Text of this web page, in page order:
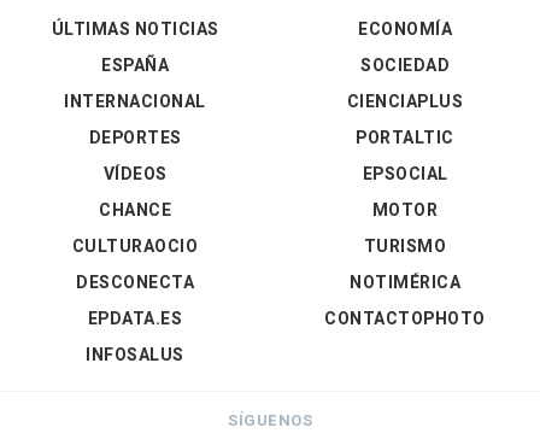
ÚLTIMAS NOTICIAS
ESPAÑA
INTERNACIONAL
DEPORTES
VÍDEOS
ECONOMÍA
SOCIEDAD
CIENCIAPLUS
PORTALTIC
EPSOCIAL
CHANCE
CULTURAOCIO
DESCONECTA
EPDATA.ES
INFOSALUS
MOTOR
TURISMO
NOTIMÉRICA
CONTACTOPHOTO
SÍGUENOS